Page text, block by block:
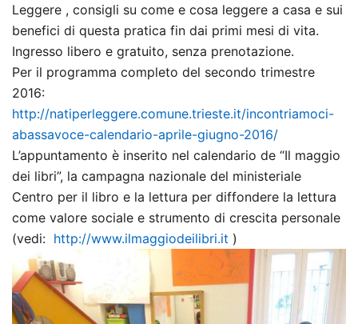
Leggere , consigli su come e cosa leggere a casa e sui
benefici di questa pratica fin dai primi mesi di vita.
Ingresso libero e gratuito, senza prenotazione.
Per il programma completo del secondo trimestre
2016:
http://natiperleggere.comune.trieste.it/incontriamoci-
abassavoce-calendario-aprile-giugno-2016/
L’appuntamento è inserito nel calendario de “Il maggio
dei libri”, la campagna nazionale del ministeriale
Centro per il libro e la lettura per diffondere la lettura
come valore sociale e strumento di crescita personale
(vedi: http://www.ilmaggiodeilibri.it )